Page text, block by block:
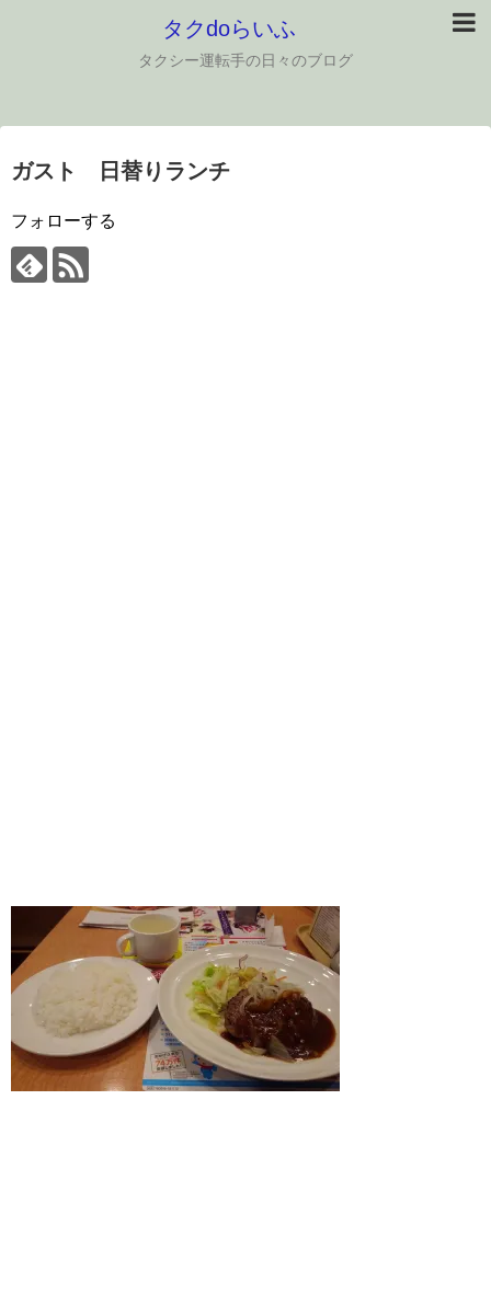
タクdoらいふ
タクシー運転手の日々のブログ
ガスト 日替りランチ
フォローする